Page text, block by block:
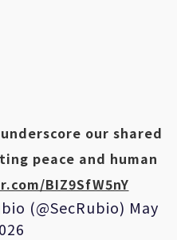
our shared
peace and human
BIZ9SfW5nY
(@SecRubio) May